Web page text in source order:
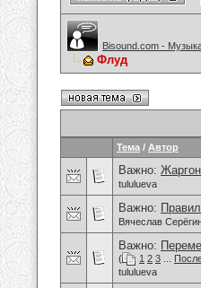
Bisound.com -
Флуд
Тема / Автор
Важно:
tululueva
Важно:
Вячеслав
Важно:
( 1 2 3
tululueva